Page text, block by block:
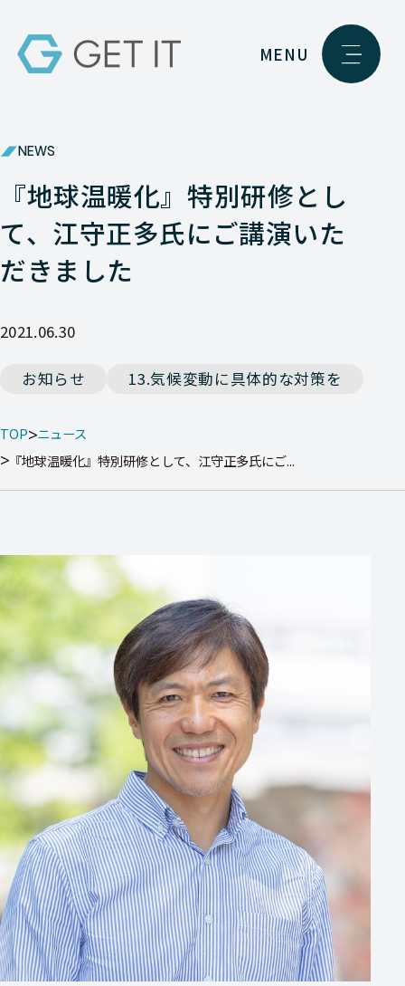
MENU
NEWS
『地球温暖化』特別研修とし
て、江守正多氏にご講演いた
だきました
2021.06.30
お知らせ 13.気候変動に具体的な対策を
TOP ニュース
『地球温暖化』特別研修として、江守正多氏にご...